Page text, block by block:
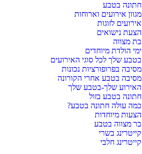
חתונה בטבע
מגוון אירועים וארוחות
אירועים לזוגות
הצעת נישואים
בת מצווה
ימי הולדת מיוחדים
בטבע שלך לכל סוגי האירועים
מסיבה בפרופורציות נכונות
מסיבה בטבע אחרי הקורונה
האירוע שלך-בטבע שלך
חתונה בטבע בזול
כמה עולה חתונה בטבע?
הצעות מיוחדות
בר מצווה בטבע
קייטרינג בשרי
קייטרינג חלבי